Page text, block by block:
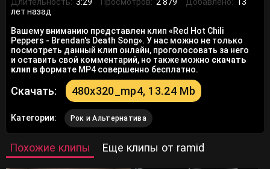
Длительность: 3:29 Просмотров: 2 879 Добавлено: 13
лет назад
Вашему вниманию представлен клип «Red Hot Chili
Peppers - Brendan's Death Song». У нас можно не только
посмотреть данный клип онлайн, проголосовать за него
и оставить свой комментарий, но также можно скачать
клип в формате MP4 совершенно бесплатно.
Скачать: 480x320_mp4, 13.24 Mb
Категории: Рок и Альтернатива
Похожие клипы Еще клипы от ramid